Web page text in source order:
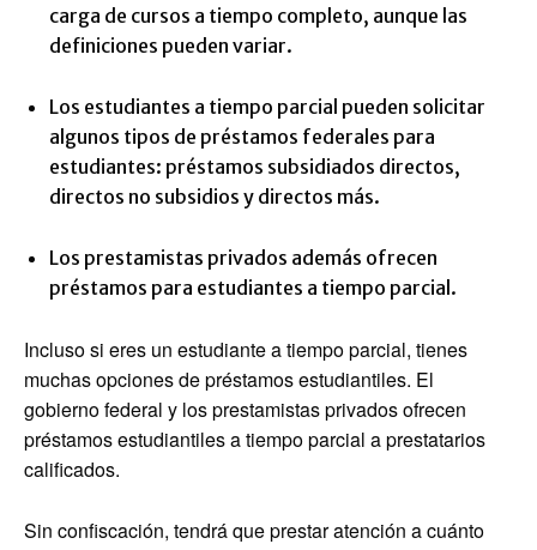
carga de cursos a tiempo completo, aunque las
definiciones pueden variar.
Los estudiantes a tiempo parcial pueden solicitar
algunos tipos de préstamos federales para
estudiantes: préstamos subsidiados directos,
directos no subsidios y directos más.
Los prestamistas privados además ofrecen
préstamos para estudiantes a tiempo parcial.
Incluso si eres un estudiante a tiempo parcial, tienes
muchas opciones de préstamos estudiantiles. El
gobierno federal y los prestamistas privados ofrecen
préstamos estudiantiles a tiempo parcial a prestatarios
calificados.
Sin confiscación, tendrá que prestar atención a cuánto